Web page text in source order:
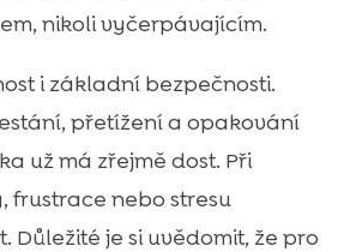
nikoli vyčerpávajícím.
i základní bezpečnosti.
přetížení a opakování
už má zřejmě dost. Při
frustrace nebo stresu
Důležité je si uvědomit, že pro